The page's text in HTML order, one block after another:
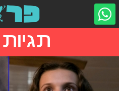
תגיות